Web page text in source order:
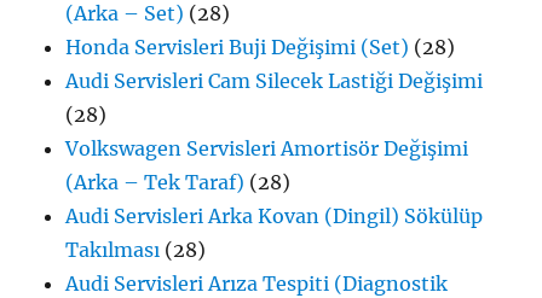
(Arka – Set) (28)
Honda Servisleri Buji Değişimi (Set) (28)
Audi Servisleri Cam Silecek Lastiği Değişimi
(28)
Volkswagen Servisleri Amortisör Değişimi
(Arka – Tek Taraf) (28)
Audi Servisleri Arka Kovan (Dingil) Sökülüp
Takılması (28)
Audi Servisleri Arıza Tespiti (Diagnostik